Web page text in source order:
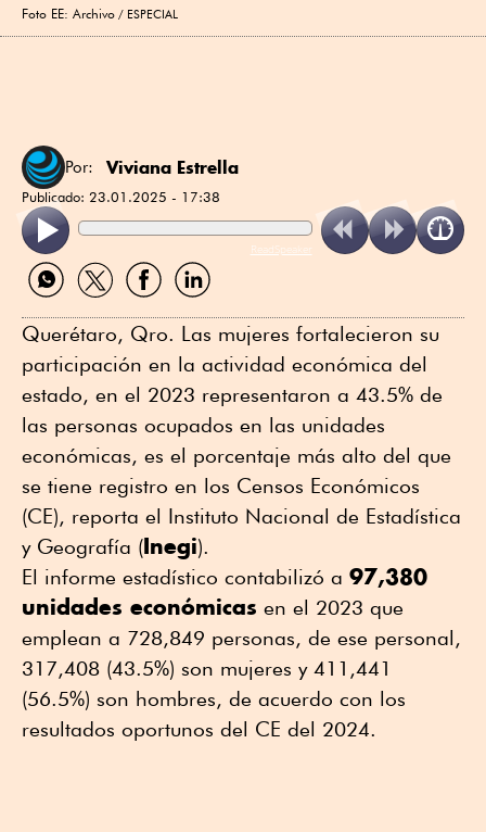
Foto EE: Archivo ESPECIAL
Por: Viviana Estrella
Publicado: 23.01.2025 - 17:38
ReadSpeaker
Compartir
por
Compartir
por
Compartir
por
Compartir
por
Querétaro, Qro. Las mujeres fortalecieron su
participación en la actividad económica del
estado, en el 2023 representaron a 43.5% de
las personas ocupados en las unidades
económicas, es el porcentaje más alto del que
se tiene registro en los Censos Económicos
(CE), reporta el Instituto Nacional de Estadística
y Geografía (Inegi).
El informe estadístico contabilizó a 97,380
unidades económicas en el 2023 que
emplean a 728,849 personas, de ese personal,
317,408 (43.5%) son mujeres y 411,441
(56.5%) son hombres, de acuerdo con los
resultados oportunos del CE del 2024.